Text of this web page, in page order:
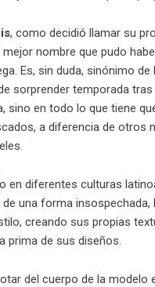
, como decidió llamar su
mejor nombre que pudo
Es, sin duda, sinónimo
sorprender temporada
sino en todo lo que tiene
a diferencia de otros
en diferentes culturas
una forma insospechada,
creando sus propias
prima de sus diseños.
del cuerpo de la modelo